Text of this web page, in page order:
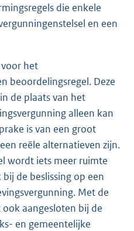
die enkele
en een
het
beoordelingsregel. Deze
de plaats van het
alleen kan
is van een groot
reële alternatieven zijn.
wordt iets meer ruimte
de beslissing op een
Met de
aangesloten bij de
en gemeentelijke